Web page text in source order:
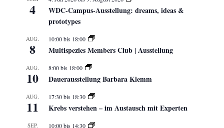
4
WDC-Campus-Ausstellung: dreams, ideas &
prototypes
AUG.
8
10:00bis 18:00
Multispezies Members Club | Ausstellung
AUG.
10
8:00bis 18:00
Dauerausstellung Barbara Klemm
AUG.
11
17:30bis 18:30
Krebs verstehen – im Austausch mit Experten
SEP. 10:00bis 14:30